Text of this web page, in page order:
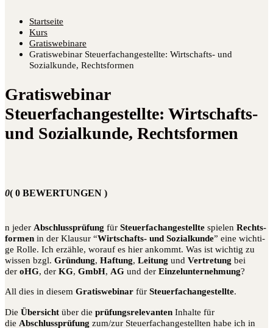
Startseite
Kurs
Gratiswebinare
Gratiswebinar Steuerfachangestellte: Wirtschafts- und
Sozialkunde, Rechtsformen
Gratiswebinar
Steuerfachangestellte: Wirtschafts-
und Sozialkunde, Rechtsformen
0( 0 BEWERTUNGEN )
n jeder Abschluss­prü­fung für Steu­er­fach­an­ge­stell­te spie­len Rechts­
for­men in der Klau­sur “Wirt­schafts- und Sozi­al­kun­de” eine wich­ti­
ge Rol­le. Ich erzäh­le, wor­auf es hier ankommt. Was ist wich­tig zu
wis­sen bzgl. Grün­dung, Haf­tung, Lei­tung und Ver­tre­tung bei
der oHG, der KG, GmbH, AG und der Ein­zel­un­ter­neh­mung?
All dies in die­sem Gra­tis­web­i­nar für Steu­er­fach­an­ge­stell­te.
Die Über­sicht über die prü­fungs­re­le­van­ten Inhal­te für
die Abschluss­prü­fung zum/zur Steu­er­fach­an­ge­stell­ten habe ich in